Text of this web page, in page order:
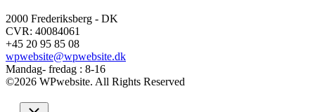
2000 Frederiksberg - DK
CVR: 40084061
+45 20 95 85 08
wpwebsite@wpwebsite.dk
Mandag- fredag : 8-16
©2026 WPwebsite. All Rights Reserved